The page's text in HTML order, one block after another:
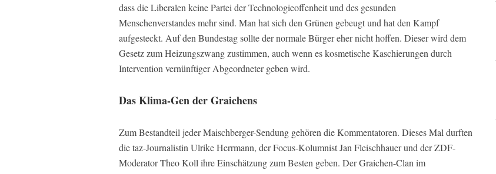
dass die Liberalen keine Partei der Technologieoffenheit und des gesunden
Menschenverstandes mehr sind. Man hat sich den Grünen gebeugt und hat den Kampf
aufgesteckt. Auf den Bundestag sollte der normale Bürger eher nicht hoffen. Dieser wird dem
Gesetz zum Heizungszwang zustimmen, auch wenn es kosmetische Kaschierungen durch
Intervention vernünftiger Abgeordneter geben wird.
Das Klima-Gen der Graichens
Zum Bestandteil jeder Maischberger-Sendung gehören die Kommentatoren. Dieses Mal durften
die taz-Journalistin Ulrike Herrmann, der Focus-Kolumnist Jan Fleischhauer und der ZDF-
Moderator Theo Koll ihre Einschätzung zum Besten geben. Der Graichen-Clan im